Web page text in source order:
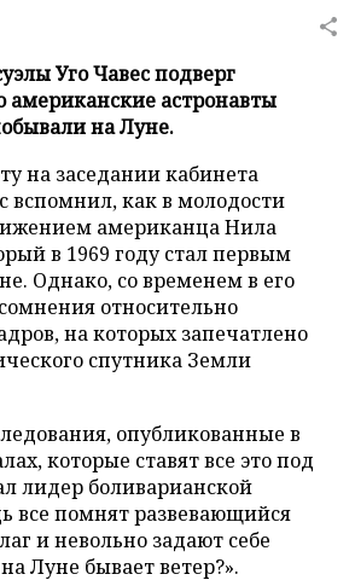
Уго Чавес подверг
американские астронавты
на Луне.
на заседании кабинета
вспомнил, как в молодости
американца Нила
в 1969 году стал первым
Однако, со временем в его
относительно
на которых запечатлено
спутника Земли
опубликованные в
которые ставят все это под
лидер боливарианской
все помнят развевающийся
и невольно задают себе
Луне бывает ветер?».